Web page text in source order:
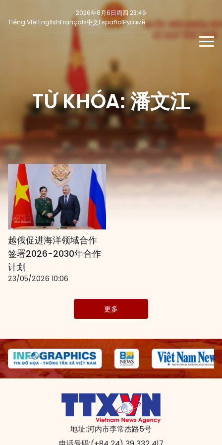
2026年8月6日周四 23:46
Tiếng ViệtEnglishFrançais中文EspañolРусский
最新
焦点
意见
社交新闻
新闻稿TỪ KHÓA: 潘文江
越俄促进海洋领域合作
签署2026-2030年合作
计划
23/05/2026 10:06
更多
地址:河内市李常杰路5号